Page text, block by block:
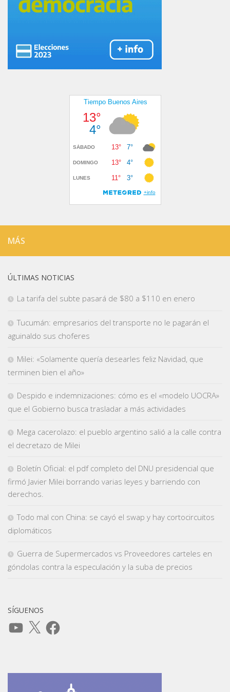
MÁS
ÚLTIMAS NOTICIAS
La tarifa del subte pasará de $80 a $110 en enero
Tucumán: empresarios del transporte no le pagarán el
aguinaldo sus choferes
Milei: «Solamente quería desearles feliz Navidad, que
terminen bien el año»
Despido e indemnizaciones: cómo es el «modelo UOCRA»
que el Gobierno busca trasladar a más actividades
Mega cacerolazo: el pueblo argentino salió a la calle contra
el decretazo de Milei
Boletín Oficial: el pdf completo del DNU presidencial que
firmó Javier Milei borrando varias leyes y barriendo con
derechos.
Todo mal con China: se cayó el swap y hay cortocircuitos
diplomáticos
Guerra de Supermercados vs Proveedores carteles en
góndolas contra la especulación y la suba de precios
SÍGUENOS
YouTube
X Facebook